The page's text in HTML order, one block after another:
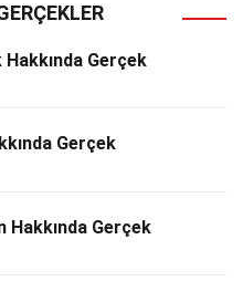
Gerçek
Gerçek
Hakkında Gerçek